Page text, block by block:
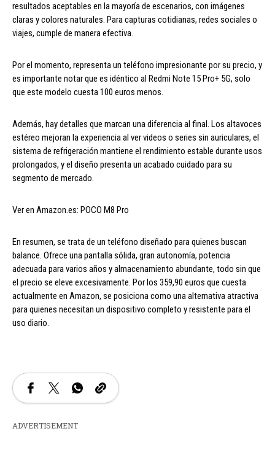
resultados aceptables en la mayoría de escenarios, con imágenes
claras y colores naturales. Para capturas cotidianas, redes sociales o
viajes, cumple de manera efectiva.
Por el momento, representa un teléfono impresionante por su precio, y
es importante notar que es idéntico al Redmi Note 15 Pro+ 5G, solo
que este modelo cuesta 100 euros menos.
Además, hay detalles que marcan una diferencia al final. Los altavoces
estéreo mejoran la experiencia al ver videos o series sin auriculares, el
sistema de refrigeración mantiene el rendimiento estable durante usos
prolongados, y el diseño presenta un acabado cuidado para su
segmento de mercado.
Ver en Amazon.es: POCO M8 Pro
En resumen, se trata de un teléfono diseñado para quienes buscan
balance. Ofrece una pantalla sólida, gran autonomía, potencia
adecuada para varios años y almacenamiento abundante, todo sin que
el precio se eleve excesivamente. Por los 359,90 euros que cuesta
actualmente en Amazon, se posiciona como una alternativa atractiva
para quienes necesitan un dispositivo completo y resistente para el
uso diario.
ADVERTISEMENT